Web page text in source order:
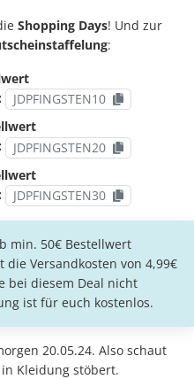
Shopping Days! Und zur
:
JDPFINGSTEN10
JDPFINGSTEN20
JDPFINGSTEN30
min. 50€ Bestellwert
Versandkosten von 4,99€
bei diesem Deal nicht
ist für euch kostenlos.
20.05.24. Also schaut
Kleidung stöbert.